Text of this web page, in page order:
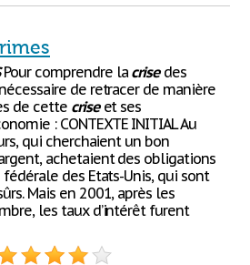
Pour comprendre la crisedes
de retracer de manière
de cette criseet ses
: CONTEXTE INITIAL Au
qui cherchaient un bon
achetaient des obligations
fédérale des Etats-Unis, qui sont
Mais en 2001, après les
les taux d’intérêt furent